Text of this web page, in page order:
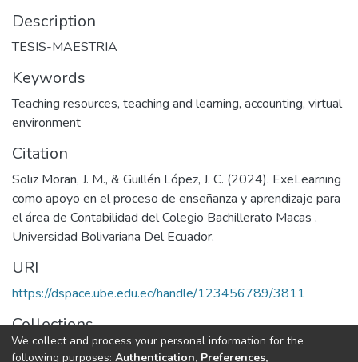
Description
TESIS-MAESTRIA
Keywords
Teaching resources, teaching and learning, accounting, virtual
environment
Citation
Soliz Moran, J. M., & Guillén López, J. C. (2024). ExeLearning
como apoyo en el proceso de enseñanza y aprendizaje para
el área de Contabilidad del Colegio Bachillerato Macas .
Universidad Bolivariana Del Ecuador.
URI
https://dspace.ube.edu.ec/handle/123456789/3811
Collections
Tesis
We collect and process your personal information for the
following purposes: Authentication, Preferences,